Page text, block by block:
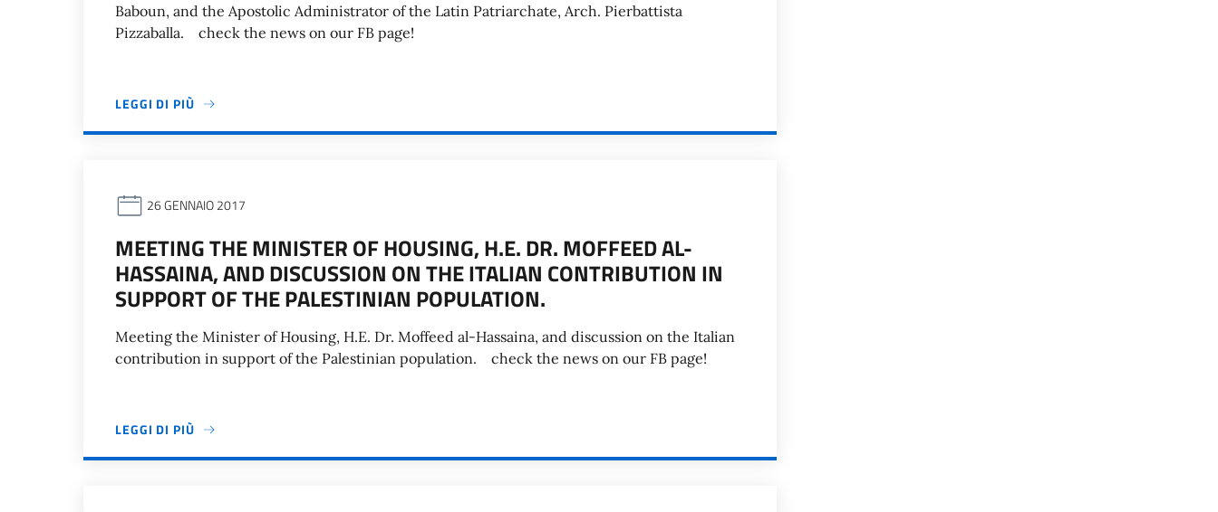
Baboun, and the Apostolic Administrator of the Latin Patriarchate, Arch. Pierbattista
Pizzaballa. check the news on our FB page!
LEGGI DI PIÙ
26 GENNAIO 2017
MEETING THE MINISTER OF HOUSING, H.E. DR. MOFFEED AL-
HASSAINA, AND DISCUSSION ON THE ITALIAN CONTRIBUTION IN
SUPPORT OF THE PALESTINIAN POPULATION.
Meeting the Minister of Housing, H.E. Dr. Moffeed al-Hassaina, and discussion on the Italian
contribution in support of the Palestinian population. check the news on our FB page!
LEGGI DI PIÙ